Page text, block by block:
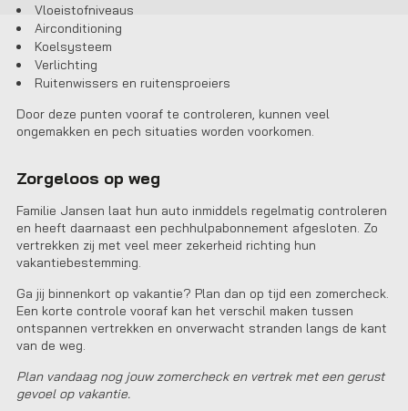
Vloeistofniveaus
Airconditioning
Koelsysteem
Verlichting
Ruitenwissers en ruitensproeiers
Door deze punten vooraf te controleren, kunnen veel
ongemakken en pech situaties worden voorkomen.
Zorgeloos op weg
Familie Jansen laat hun auto inmiddels regelmatig controleren
en heeft daarnaast een pechhulpabonnement afgesloten. Zo
vertrekken zij met veel meer zekerheid richting hun
vakantiebestemming.
Ga jij binnenkort op vakantie? Plan dan op tijd een zomercheck.
Een korte controle vooraf kan het verschil maken tussen
ontspannen vertrekken en onverwacht stranden langs de kant
van de weg.
Plan vandaag nog jouw zomercheck en vertrek met een gerust
gevoel op vakantie.